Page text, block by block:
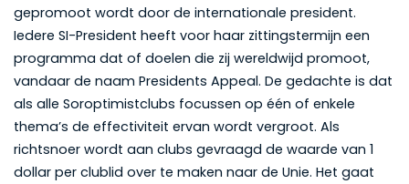
gepromoot wordt door de internationale president.
Iedere SI-President heeft voor haar zittingstermijn een
programma dat of doelen die zij wereldwijd promoot,
vandaar de naam Presidents Appeal. De gedachte is dat
als alle Soroptimistclubs focussen op één of enkele
thema’s de effectiviteit ervan wordt vergroot. Als
richtsnoer wordt aan clubs gevraagd de waarde van 1
dollar per clublid over te maken naar de Unie. Het gaat